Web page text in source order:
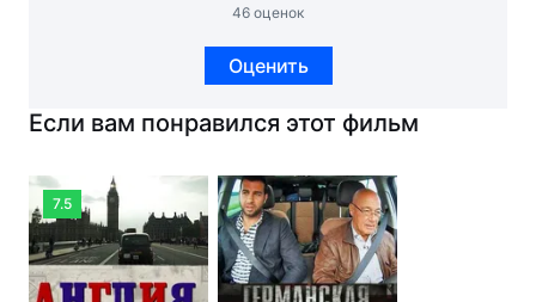
46 оценок
Оценить
Если вам понравился этот фильм
7.5